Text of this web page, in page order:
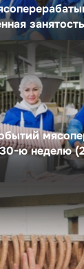
занятость
ю неделю